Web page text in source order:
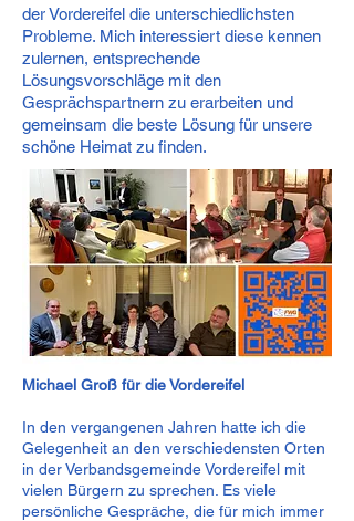
der Vordereifel die unterschiedlichsten
Probleme. Mich interessiert diese kennen
zulernen, entsprechende
Lösungsvorschläge mit den
Gesprächspartnern zu erarbeiten und
gemeinsam die beste Lösung für unsere
schöne Heimat zu finden.
Michael Groß für die Vordereifel
In den vergangenen Jahren hatte ich die
Gelegenheit an den verschiedensten Orten
in der Verbandsgemeinde Vordereifel mit
vielen Bürgern zu sprechen. Es viele
persönliche Gespräche, die für mich immer